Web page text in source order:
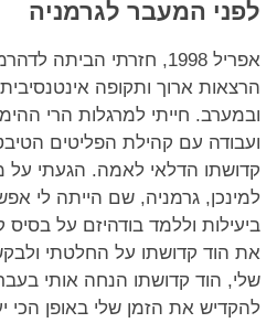
לפני המעבר לגרמניה
אפריל 1998, חזרתי
הרצאות ארוך ותקופה
ועבודה עם קהילת הפליטים
קדושתו הדלאי לאמה. הגעתי על
למינכן, גרמניה, שם הייתה לי
ביעילות וללמד בודהיזם על בסיס
את הוד קדושתו על החלטתי
שלי, הוד קדושתו הנחה אותי
להקדיש את הזמן שלי באופן הכי